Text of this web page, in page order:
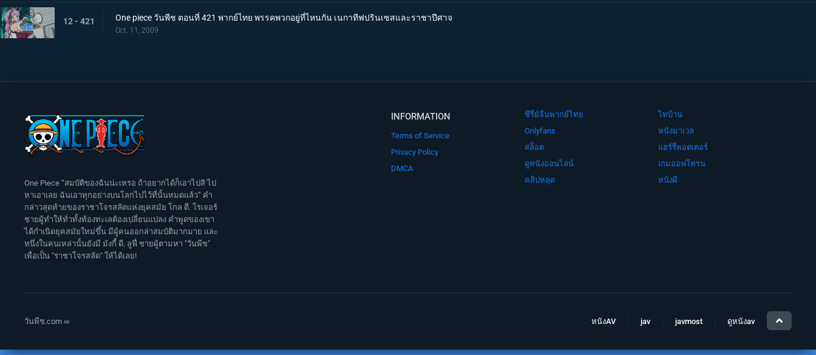
12 - 421 One piece วันพีช ตอนที่ 421 พากย์ไทย พรรคพวกอยู่ที่ไหนกัน เนกาทีฟปรินเซสและราชาปีศาจ
Oct. 11, 2009
INFORMATION
Terms of Service
Privacy Policy
DMCA
ซีรี่ย์จีนพากย์ไทย
Onlyfans
สล็อต
ดูหนังออนไลน์
คลิปหลุด
ไทบ้าน
หนังมาเวล
แฮร์รี่พอตเตอร์
เกมออฟโทรน
หนังผี
One Piece “สมบัติของฉันน่ะเหรอ ถ้าอยากได้ก็เอาไปสิ ไป
หาเอาเลย ฉันเอาทุกอย่างบนโลกไปไว้ที่นั้นหมดแล้ว” คำ
กล่าวสุดท้ายของราชาโจรสลัดแห่งยุคสมัย โกล ดี. โรเจอร์
ชายผู้ทำให้ทั่วทั้งท้องทะเลต้องเปลี่ยนแปลง คำพูดของเขา
ได้กำเนิดยุคสมัยใหม่ขึ้น มีผู้คนออกล่าสมบัติมากมาย และ
หนึ่งในคนเหล่านั้นยังมี มังกี้ ดี. ลูฟี่ ชายผู้ตามหา "วันพีช"
เพื่อเป็น "ราชาโจรสลัด" ให้ได้เลย!
วันพีช.com ∞ หนังAV jav javmost ดูหนังav